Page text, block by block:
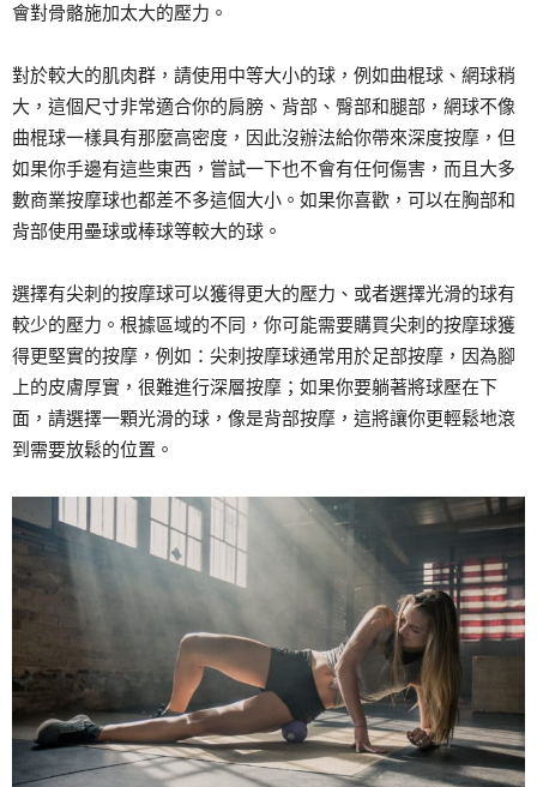
會對骨骼施加太大的壓力。
對於較大的肌肉群，請使用中等大小的球，例如曲棍球、網球稍
大，這個尺寸非常適合你的肩膀、背部、臀部和腿部，網球不像
曲棍球一樣具有那麼高密度，因此沒辦法給你帶來深度按摩，但
如果你手邊有這些東西，嘗試一下也不會有任何傷害，而且大多
數商業按摩球也都差不多這個大小。如果你喜歡，可以在胸部和
背部使用壘球或棒球等較大的球。
選擇有尖刺的按摩球可以獲得更大的壓力、或者選擇光滑的球有
較少的壓力。根據區域的不同，你可能需要購買尖刺的按摩球獲
得更堅實的按摩，例如：尖刺按摩球通常用於足部按摩，因為腳
上的皮膚厚實，很難進行深層按摩；如果你要躺著將球壓在下
面，請選擇一顆光滑的球，像是背部按摩，這將讓你更輕鬆地滾
到需要放鬆的位置。